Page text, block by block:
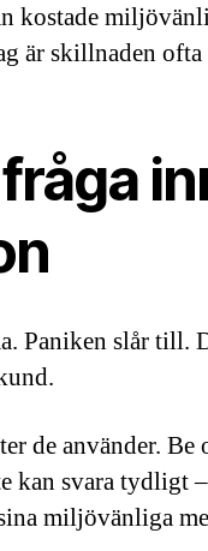
kostade
är skillnaden
Paniken slår till.
de använder. Be
kan svara tydligt
miljövänliga